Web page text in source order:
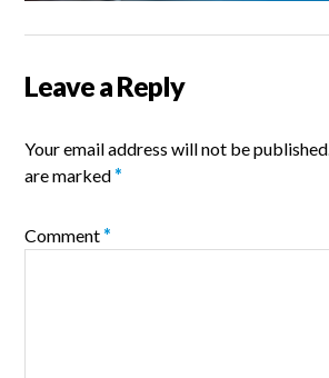
Leave a Reply
Your email address will not be published.
are marked*
Comment*